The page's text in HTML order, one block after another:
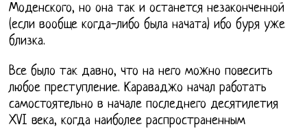
Моденского, но она так и останется незаконченной
(если вообще когда-либо была начата) ибо буря уже
близка.
Все было так давно, что на него можно повесить
любое преступление. Караваджо начал работать
самостоятельно в начале последнего десятилетия
XVI века, когда наиболее распространенным